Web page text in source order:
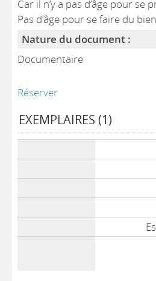
Car il n’y a pas d’âge pour se
Pas d’âge pour se faire du
Nature du document :
Documentaire
Réserver
EXEMPLAIRES (1)